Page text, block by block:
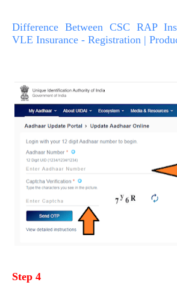
Difference Between CSC RAP
VLE Insurance - Registration |
Step 4